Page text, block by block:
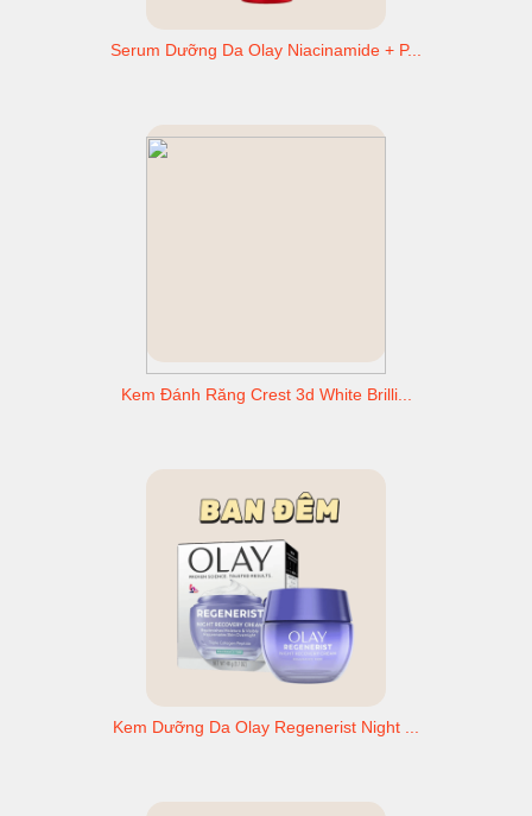
Serum Dưỡng Da Olay Niacinamide + P...
Kem Đánh Răng Crest 3d White Brilli...
Kem Dưỡng Da Olay Regenerist Night ...